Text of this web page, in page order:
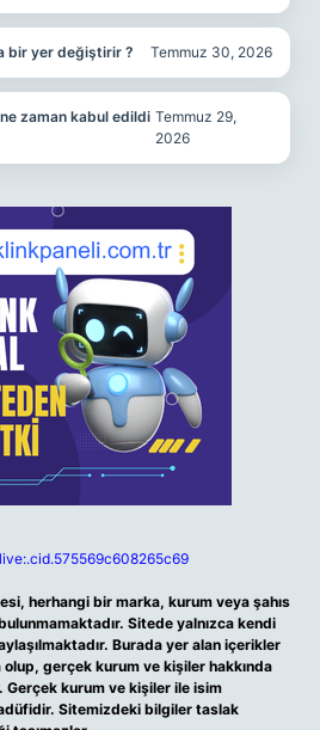
bir yer değiştirir ? Temmuz 30, 2026
zaman kabul edildi Temmuz 29,
2026
herhangi bir marka, kurum veya şahıs
Sitede yalnızca kendi
Burada yer alan içerikler
gerçek kurum ve kişiler hakkında
Gerçek kurum ve kişiler ile isim
Sitemizdeki bilgiler taslak